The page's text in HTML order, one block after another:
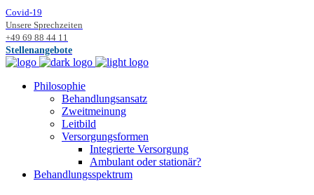
Covid-19
Unsere Sprechzeiten
+49 69 88 44 11
Stellenangebote
Philosophie
Behandlungsansatz
Zweitmeinung
Leitbild
Versorgungsformen
Integrierte Versorgung
Ambulant oder stationär?
Behandlungsspektrum